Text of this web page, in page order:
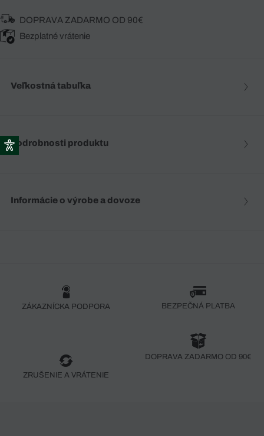
DOPRAVA ZADARMO OD 90€
Bezplatné vrátenie
Veľkostná tabuľka
Podrobnosti produktu
Informácie o výrobe a dovoze
ZÁKAZNÍCKA PODPORA BEZPEČNÁ PLATBA
ZRUŠENIE A VRÁTENIE
DOPRAVA ZADARMO OD 90€